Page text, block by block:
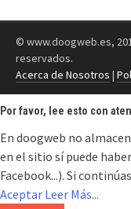
© www.doogweb.es,
reservados.
Acerca de Nosotros |
Por favor, lee esto con
En doogweb no
en el sitio sí puede
Facebook...). Si
Aceptar Leer Más...